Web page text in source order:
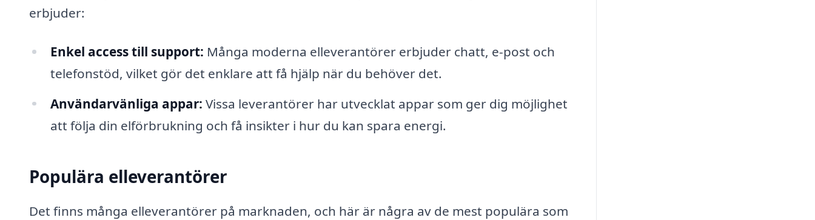
erbjuder:
Enkel access till support: Många moderna elleverantörer erbjuder chatt, e-post och
telefonstöd, vilket gör det enklare att få hjälp när du behöver det.
Användarvänliga appar: Vissa leverantörer har utvecklat appar som ger dig möjlighet
att följa din elförbrukning och få insikter i hur du kan spara energi.
Populära elleverantörer
Det finns många elleverantörer på marknaden, och här är några av de mest populära som